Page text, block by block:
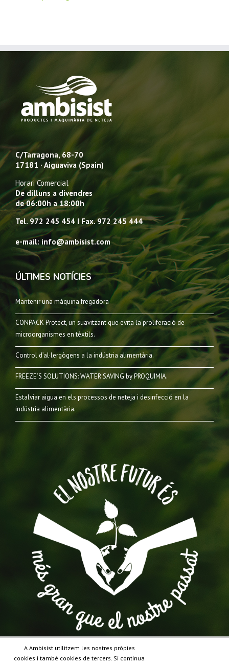
C/Tarragona, 68-70
17181 · Aiguaviva (Spain)
Horari Comercial
De dilluns a divendres
de 06:00h a 18:00h
Tel. 972 245 454 I Fax. 972 245 444
e-mail: info@ambisist.com
ÚLTIMES NOTÍCIES
Mantenir una màquina fregadora
CONPACK Protect, un suavitzant que evita la proliferació de
microorganismes en tèxtils.
Control d’al·lergògens a la indústria alimentària.
FREEZE’S SOLUTIONS: WATER SAVING by PROQUIMIA.
Estalviar aigua en els processos de neteja i desinfecció en la
indústria alimentària.
A Ambisist utilitzem les nostres pròpies
cookies i també cookies de tercers. Si continua